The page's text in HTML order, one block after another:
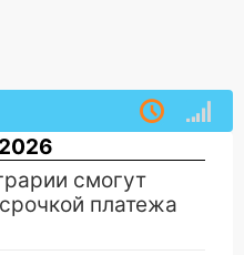
смогут
платежа